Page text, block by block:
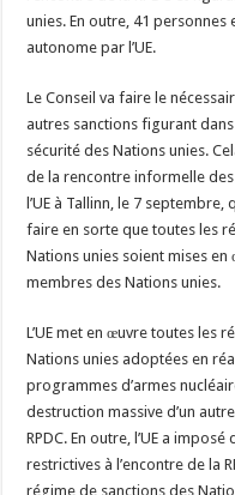
unies. En outre, 41
autonome par l’UE.
Le Conseil va faire le
autres sanctions figurant
sécurité des Nations unies.
de la rencontre informelle
l’UE à Tallinn, le 7
faire en sorte que toutes les
Nations unies soient mises en
membres des Nations unies.
L’UE met en œuvre toutes les
Nations unies adoptées en
programmes d’armes
destruction massive d’un
RPDC. En outre, l’UE a
restrictives à l’encontre de la
régime de sanctions des